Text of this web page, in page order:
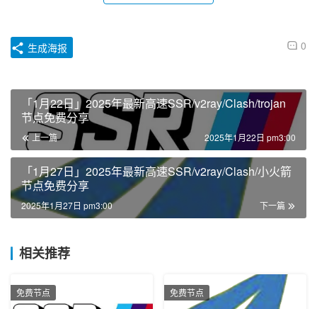
0
生成海报
「1月22日」2025年最新高速SSR/v2ray/Clash/trojan
节点免费分享
上一篇 2025年1月22日 pm3:00
「1月27日」2025年最新高速SSR/v2ray/Clash/小火箭
节点免费分享
下一篇
2025年1月27日 pm3:00
相关推荐
免费节点 免费节点